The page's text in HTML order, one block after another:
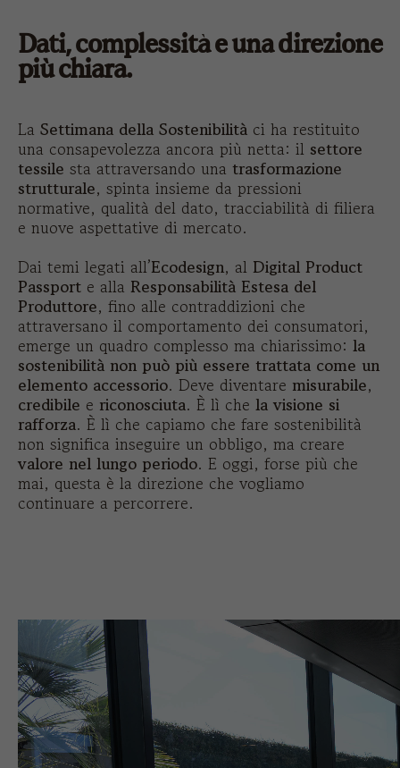
Dati, complessità e una direzione
più chiara.
La Settimana della Sostenibilità ci ha restituito
una consapevolezza ancora più netta: il settore
tessile sta attraversando una trasformazione
strutturale, spinta insieme da pressioni
normative, qualità del dato, tracciabilità di filiera
e nuove aspettative di mercato.
Dai temi legati all’Ecodesign, al Digital Product
Passport e alla Responsabilità Estesa del
Produttore, fino alle contraddizioni che
attraversano il comportamento dei consumatori,
emerge un quadro complesso ma chiarissimo: la
sostenibilità non può più essere trattata come un
elemento accessorio. Deve diventare misurabile,
credibile e riconosciuta. È lì che la visione si
rafforza. È lì che capiamo che fare sostenibilità
non significa inseguire un obbligo, ma creare
valore nel lungo periodo. E oggi, forse più che
mai, questa è la direzione che vogliamo
continuare a percorrere.